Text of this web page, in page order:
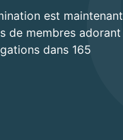
est maintenant
de membres adorant
dans 165